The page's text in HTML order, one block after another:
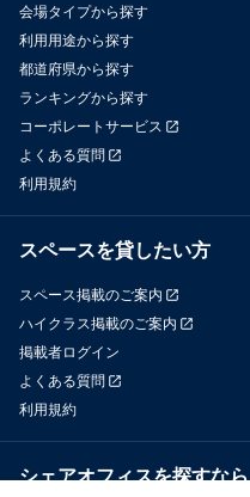
会場タイプから探す
利用用途から探す
都道府県から探す
ランキングから探す
コーポレートサービス
よくある質問
利用規約
スペースを貸したい方
スペース掲載のご案内
ハイクラス掲載のご案内
掲載者ログイン
よくある質問
利用規約
シェアオフィスを探すなら